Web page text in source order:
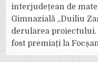
interjudețean de
Gimnazială „Duiliu
derularea proiectului.
fost premiați la